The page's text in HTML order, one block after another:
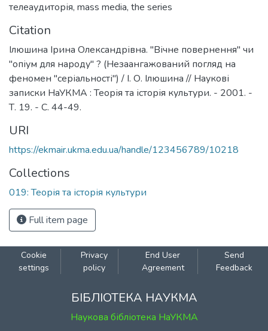
телеаудиторія, mass media, the series
Citation
Ілюшина Ірина Олександрівна. "Вічне повернення" чи
"опіум для народу" ? (Незаангажований погляд на
феномен "серіальності") / І. О. Ілюшина // Наукові
записки НаУКМА : Теорія та історія культури. - 2001. -
Т. 19. - С. 44-49.
URI
https://ekmair.ukma.edu.ua/handle/123456789/10218
Collections
019: Теорія та історія культури
Full item page
Cookie
settings
Privacy
policy
End User
Agreement
Send
Feedback
БІБЛІОТЕКА НАУКМА
Наукова бібліотека НаУКМА